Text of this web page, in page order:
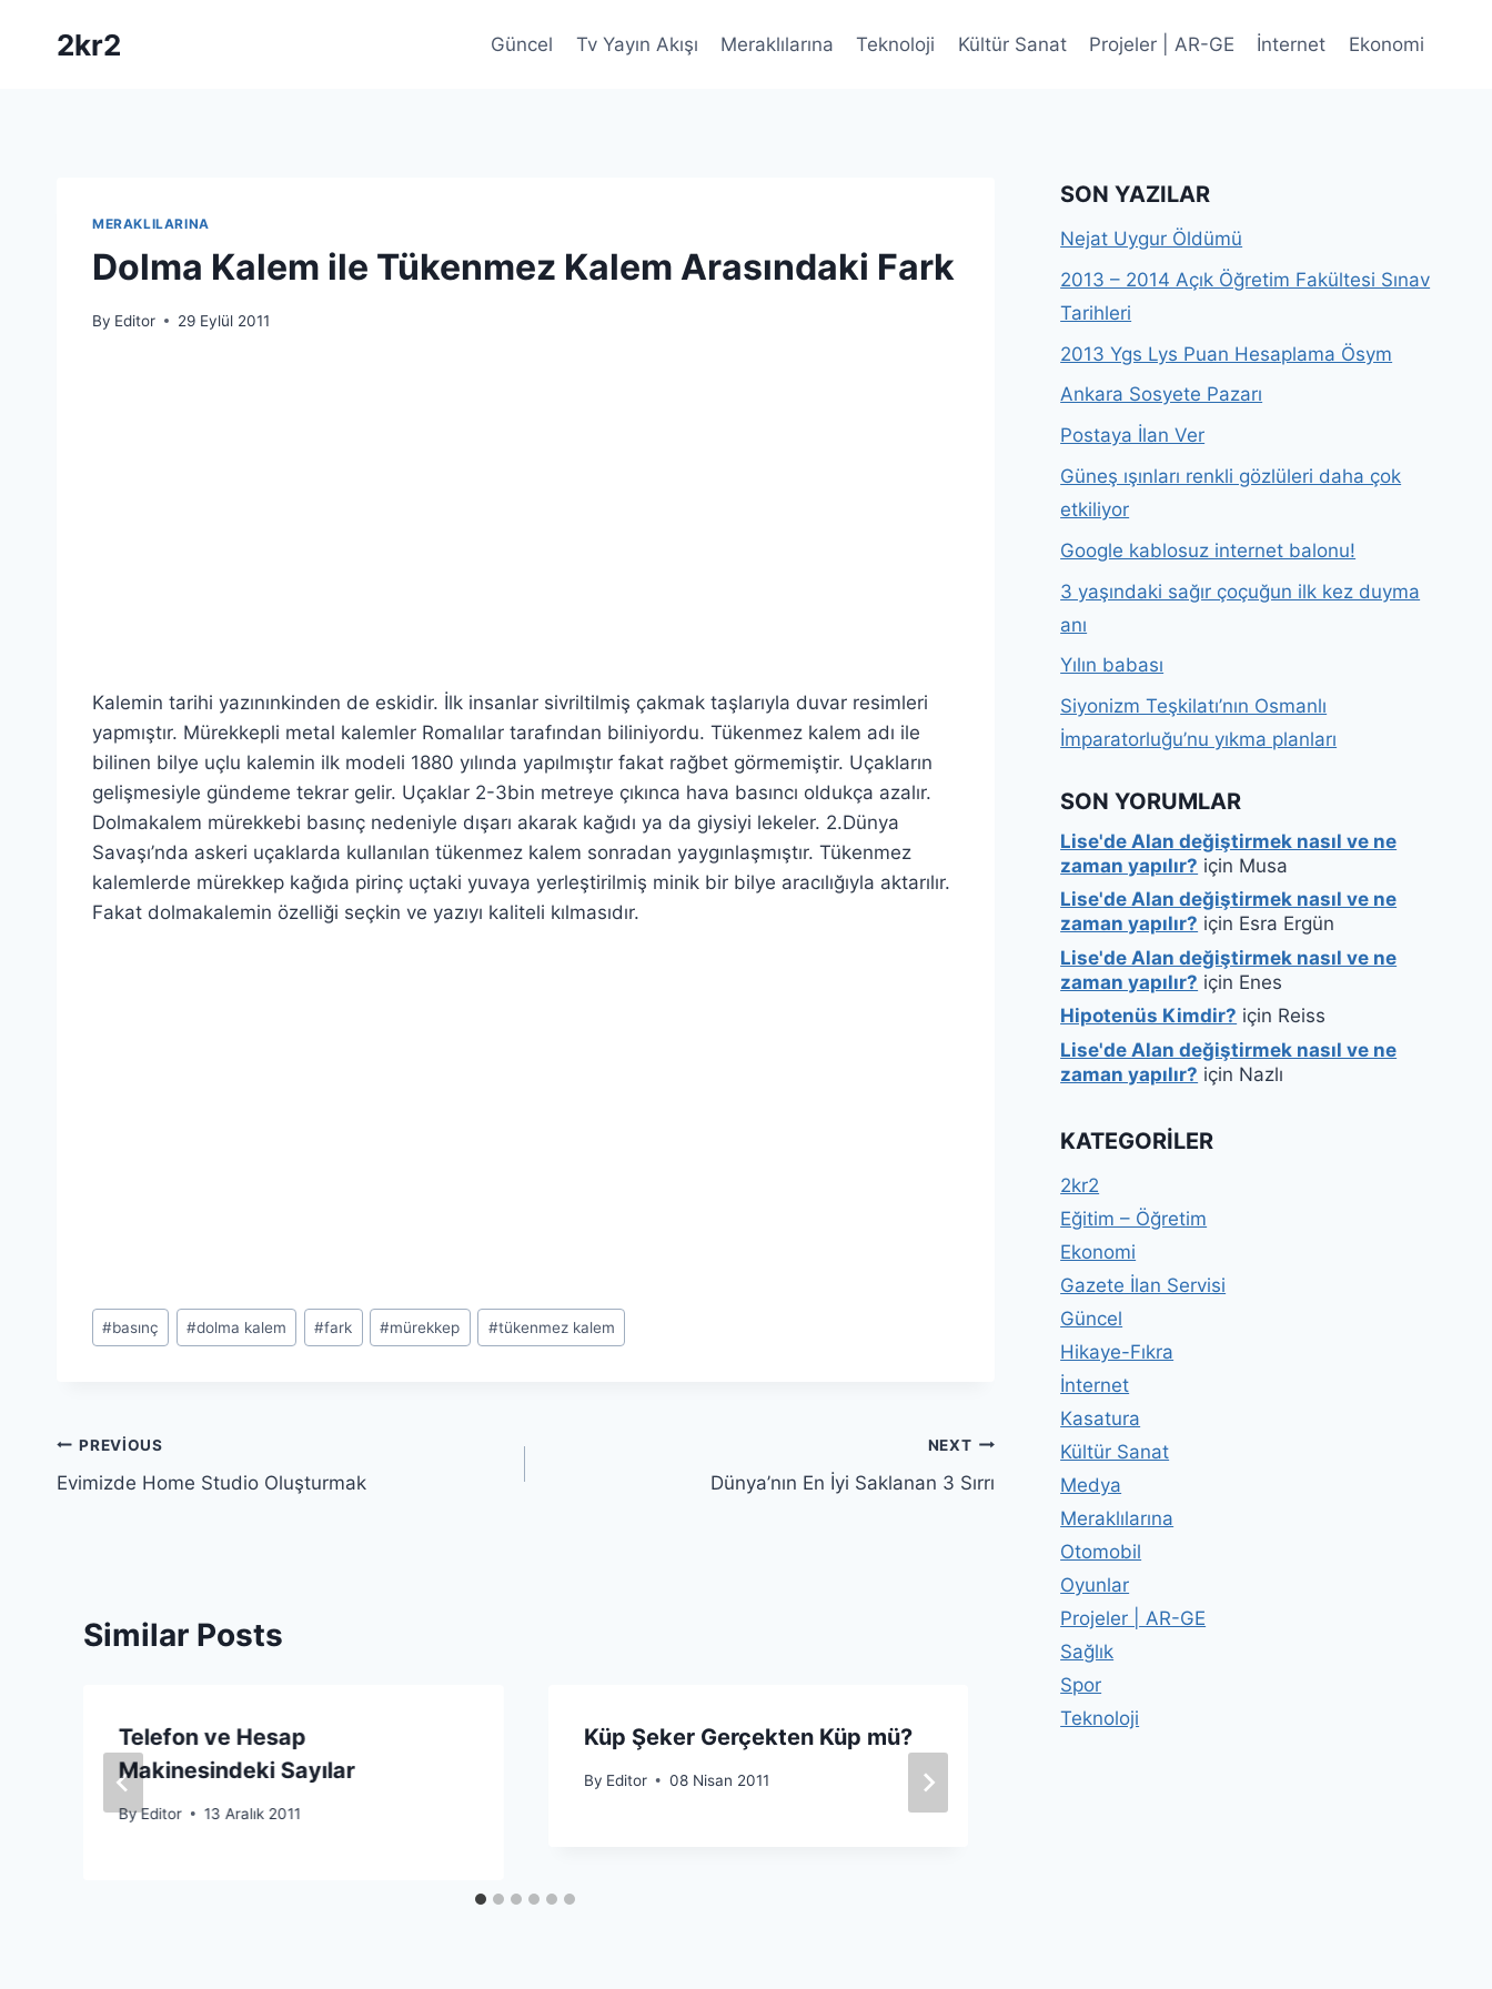
2kr2 Güncel Tv Yayın Akışı Meraklılarına Teknoloji Kültür Sanat Projeler | AR-GE İnternet Ekonomi
MERAKLILARINA
Dolma Kalem ile Tükenmez Kalem Arasındaki Fark
By Editor 29 Eylül 2011
Kalemin tarihi yazınınkinden de eskidir. İlk insanlar sivriltilmiş çakmak taşlarıyla duvar resimleri
yapmıştır. Mürekkepli metal kalemler Romalılar tarafından biliniyordu. Tükenmez kalem adı ile
bilinen bilye uçlu kalemin ilk modeli 1880 yılında yapılmıştır fakat rağbet görmemiştir. Uçakların
gelişmesiyle gündeme tekrar gelir. Uçaklar 2-3bin metreye çıkınca hava basıncı oldukça azalır.
Dolmakalem mürekkebi basınç nedeniyle dışarı akarak kağıdı ya da giysiyi lekeler. 2.Dünya
Savaşı’nda askeri uçaklarda kullanılan tükenmez kalem sonradan yaygınlaşmıştır. Tükenmez
kalemlerde mürekkep kağıda pirinç uçtaki yuvaya yerleştirilmiş minik bir bilye aracılığıyla aktarılır.
Fakat dolmakalemin özelliği seçkin ve yazıyı kaliteli kılmasıdır.
Post
Tags:
#basınç #dolma kalem #fark #mürekkep #tükenmez kalem
Yazı
gezinmesi
PREVIOUS
Evimizde Home Studio Oluşturmak
NEXT
Dünya’nın En İyi Saklanan 3 Sırrı
Similar Posts
Telefon ve Hesap
Makinesindeki Sayılar
ByEditor 13 Aralık 2011
Küp Şeker Gerçekten Küp mü?
By Editor 08 Nisan 2011
Bermuda Şeytan Üçgeninin Sırrı
SON YAZILAR
Nejat Uygur Öldümü
2013 – 2014 Açık Öğretim Fakültesi Sınav
Tarihleri
2013 Ygs Lys Puan Hesaplama Ösym
Ankara Sosyete Pazarı
Postaya İlan Ver
Güneş ışınları renkli gözlüleri daha çok
etkiliyor
Google kablosuz internet balonu!
3 yaşındaki sağır çoçuğun ilk kez duyma
anı
Yılın babası
Siyonizm Teşkilatı’nın Osmanlı
İmparatorluğu’nu yıkma planları
SON YORUMLAR
Lise'de Alan değiştirmek nasıl ve ne
zaman yapılır? için Musa
Lise'de Alan değiştirmek nasıl ve ne
zaman yapılır? için Esra Ergün
Lise'de Alan değiştirmek nasıl ve ne
zaman yapılır? için Enes
Hipotenüs Kimdir? için Reiss
Lise'de Alan değiştirmek nasıl ve ne
zaman yapılır? için Nazlı
KATEGORILER
2kr2
Eğitim – Öğretim
Ekonomi
Gazete İlan Servisi
Güncel
Hikaye-Fıkra
İnternet
Kasatura
Kültür Sanat
Medya
Meraklılarına
Otomobil
Oyunlar
Projeler | AR-GE
Sağlık
Spor
Teknoloji